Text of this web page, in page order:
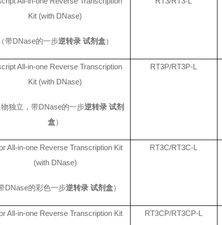
Kit (with DNase)
带DNase的一步逆转录 试剂盒）
All-in-one Reverse Transcription
Kit (with DNase)
独立，带DNase的一步逆转录 试剂
盒）
RT3P/RT3P-L
All-in-one Reverse Transcription Kit
(with DNase)
DNase的彩色一步逆转录 试剂盒）
RT3C/RT3C-L
All-in-one Reverse Transcription Kit
RT3CP/RT3CP-L